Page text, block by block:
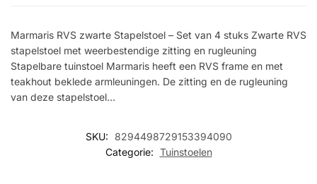
Marmaris RVS zwarte Stapelstoel – Set van 4 stuks Zwarte RVS
stapelstoel met weerbestendige zitting en rugleuning
Stapelbare tuinstoel Marmaris heeft een RVS frame en met
teakhout beklede armleuningen. De zitting en de rugleuning
van deze stapelstoel…
SKU:
8294498729153394090
Categorie: Tuinstoelen